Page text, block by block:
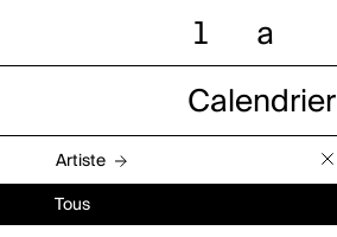
l a
Calendrier
Artiste
Tous